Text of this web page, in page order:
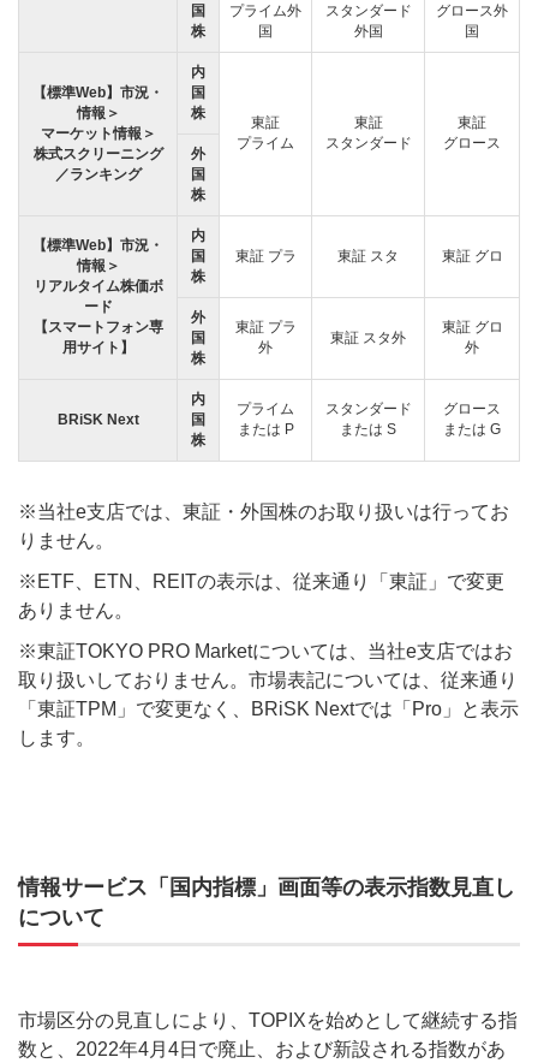
国
株
プライム外
国
スタンダード
外国
グロース外
国
【標準Web】市況・
情報＞
マーケット情報＞
株式スクリーニング
／ランキング
内
国
株
東証
プライム
東証
スタンダード
東証
グロース
外
国
株
【標準Web】市況・
情報＞
リアルタイム株価ボ
ード
【スマートフォン専
用サイト】
内
国
株
東証 プラ 東証 スタ 東証 グロ
外
国
株
東証 プラ
外
東証 スタ外
東証 グロ
外
BRiSK Next
内
国
株
プライム
または P
スタンダード
または S
グロース
または G
※当社e支店では、東証・外国株のお取り扱いは行ってお
りません。
※ETF、ETN、REITの表示は、従来通り「東証」で変更
ありません。
※東証TOKYO PRO Marketについては、当社e支店ではお
取り扱いしておりません。市場表記については、従来通り
「東証TPM」で変更なく、BRiSK Nextでは「Pro」と表示
します。
情報サービス「国内指標」画面等の表示指数見直し
について
市場区分の見直しにより、TOPIXを始めとして継続する指
数と、2022年4月4日で廃止、および新設される指数があ